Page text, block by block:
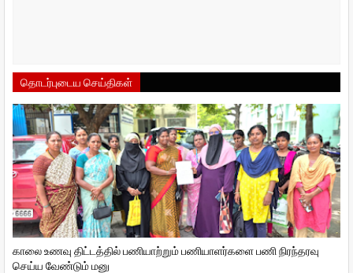
தொடர்புடைய செய்திகள்
காலை உணவு திட்டத்தில் பணியாற்றும் பணியாளர்களை பணி நிரந்தரவு
செய்ய வேண்டும் மனு